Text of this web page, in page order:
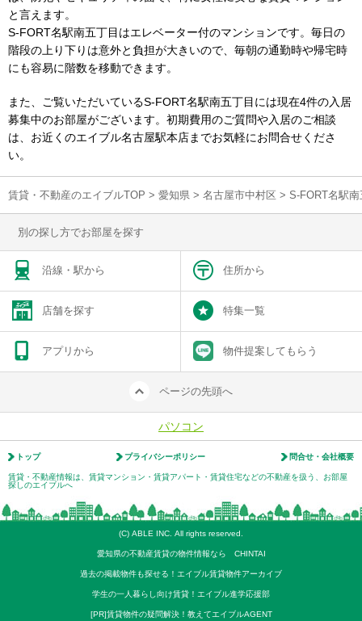
と言えます。
S-FORT名駅南五丁目はエレベーター付のマンションです。毎日の
階段の上り下りは意外と負担が大きいので、毎朝の通勤時や帰宅時
にも容易に階数を移動できます。
また、ご覧いただいているS-FORT名駅南五丁目には現在4件の入居
募集中のお部屋がございます。初期費用のご質問や入居のご相談
は、お近くのエイブル名古屋駅本店までお気軽にお問合せくださ
い。
賃貸・不動産のエイブルTOP > 愛知県 > 名古屋市中村区 > S-FORT名駅
別の探し方でお部屋を探す
沿線・駅から 住所から
店舗を探す 特集一覧
アプリから 物件提案してもらう
ページの先頭へ
パソコン
トップ プライバシーポリシー 問合せ・会社概要
賃貸・不動産情報は、賃貸マンション・賃貸アパート・賃貸住宅などの不動産を扱う、お部屋
探しのエイブルへ
(C) ABLE INC. All rights reserved.
愛知県の不動産賃貸の物件情報なら CHINTAI
過去の掲載物件も探せる！エイブル賃貸物件アーカイブ
学生の一人暮らし向け賃貸！エイブル進学応援部
[PR]賃貸物件の疑問解決！教えてエイブルAGENT